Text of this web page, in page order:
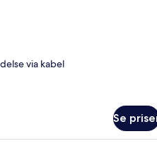
via kabel
Se